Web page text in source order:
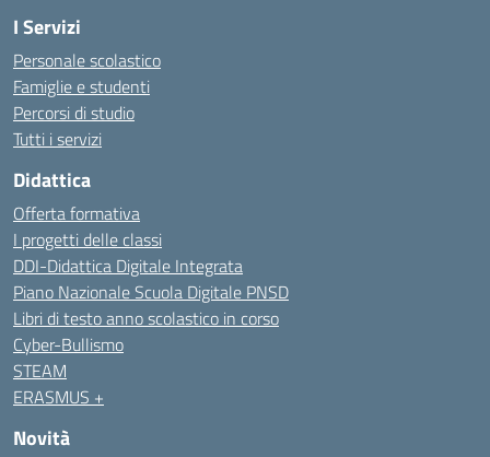
I Servizi
Personale scolastico
Famiglie e studenti
Percorsi di studio
Tutti i servizi
Didattica
Offerta formativa
I progetti delle classi
DDI-Didattica Digitale Integrata
Piano Nazionale Scuola Digitale PNSD
Libri di testo anno scolastico in corso
Cyber-Bullismo
STEAM
ERASMUS +
Novità